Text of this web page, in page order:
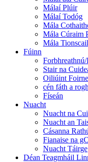
Málaí Plúir
Málaí Todóg
Mála
Mála Cúraim
Mála
Fúinn
Stair na
Oiliúint Foirne
cén fáth a
Físeán
Nuacht
Nuacht na
Nuacht an
Cásanna
Fianaise na
Nuacht Táirge
Déan Teagmháil